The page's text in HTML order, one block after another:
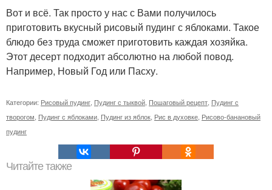
Вот и всё. Так просто у нас с Вами получилось
приготовить вкусный рисовый пудинг с яблоками. Такое
блюдо без труда сможет приготовить каждая хозяйка.
Этот десерт подходит абсолютно на любой повод.
Например, Новый Год или Пасху.
Категории: Рисовый пудинг, Пудинг с тыквой, Пошаговый рецепт, Пудинг с
творогом, Пудинг с яблоками, Пудинг из яблок, Рис в духовке, Рисово-банановый
пудинг
Читайте также